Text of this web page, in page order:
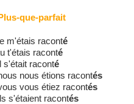
que-parfait
m'étais raconté
t'étais raconté
s'était raconté
nous étions racontés
vous étiez racontés
s'étaient racontés